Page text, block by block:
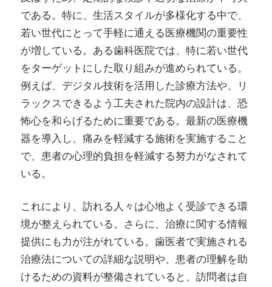
である。特に、生活スタイルが多様化する中で、
若い世代にとって手軽に通える医療機関の重要性
が増している。ある歯科医院では、特に若い世代
をターゲットにした取り組みが進められている。
例えば、デジタル技術を活用した診療方法や、リ
ラックスできるよう工夫された院内の設計は、恐
怖心を和らげるために重要である。最新の医療機
器を導入し、痛みを軽減する施術を実施すること
で、患者の心理的負担を軽減する努力がなされて
いる。
これにより、訪れる人々は心地よく受診できる環
境が整えられている。さらに、治療に関する情報
提供にも力が注がれている。歯医者で実施される
治療法についての詳細な説明や、患者の理解を助
けるための資料が整備されていると、訪問者は自